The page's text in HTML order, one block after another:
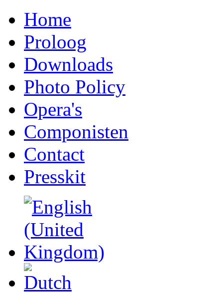
Home
Proloog
Downloads
Photo Policy
Opera's
Componisten
Contact
Presskit